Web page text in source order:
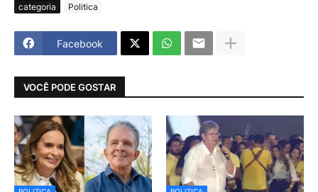
categoria Politica
Facebook
VOCÊ PODE GOSTAR